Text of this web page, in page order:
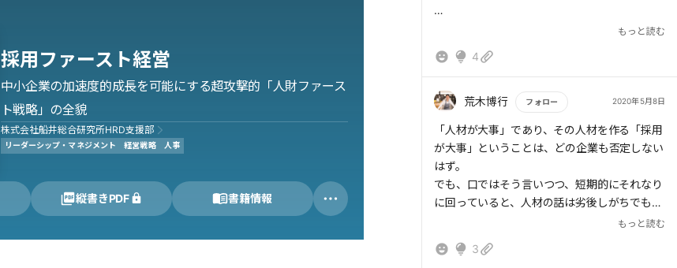
採用ファースト経営
中小企業の加速度的成長を可能にする超攻撃的「人財ファース
ト戦略」の全貌
株式会社船井総合研究所HRD支援部
リーダーシップ・マネジメント 経営戦略 人事
縦書きPDF 書籍情報
新卒で不安もあったので、何もない自分が成長
事内容かなど、意識はしたけど、最後の決め手
る環境の構築』をミッションの1つにしてい
た。様々なプロダクトやサービスを扱うがこの
方向性なら間違いないと思えた。世界中で永遠
になくならない必要なことだと思えた。そして
多くの社員がこの言葉を大事にしているのがわ
もっと読む
4
荒木博行 フォロー 2020年5月8日
もっと読む
「人材が大事」であり、その人材を作る「採用
が大事」ということは、どの企業も否定しない
はず。
でも、口ではそう言いつつ、短期的にそれなり
に回っていると、人材の話は劣後しがちでもあ
て、企業の成長の大きな分岐点なんですよね。
もっと読む
3